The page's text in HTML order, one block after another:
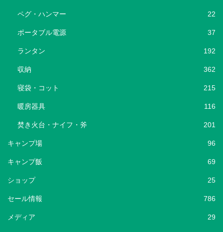
ペグ・ハンマー 22
ポータブル電源 37
ランタン 192
収納 362
寝袋・コット 215
暖房器具 116
焚き火台・ナイフ・斧 201
キャンプ場 96
キャンプ飯 69
ショップ 25
セール情報 786
メディア 29